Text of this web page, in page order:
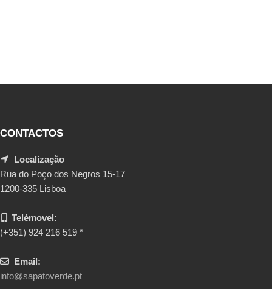
CONTACTOS
Localização
Rua do Poço dos Negros 15-17
1200-335 Lisboa
Telémovel:
(+351) 924 216 519 *
Email:
info@sapatoverde.pt